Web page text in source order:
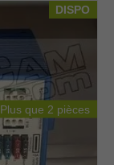
Plus que 2 pièces
DISPO